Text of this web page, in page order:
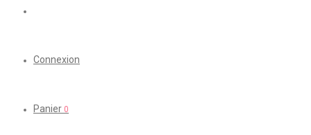
Connexion
Panier 0